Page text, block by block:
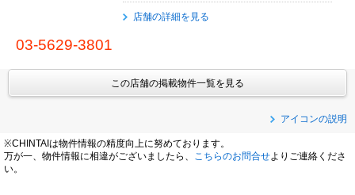
店舗の詳細を見る
03-5629-3801
この店舗の掲載物件一覧を見る
アイコンの説明
※CHINTAIは物件情報の精度向上に努めております。
万が一、物件情報に相違がございましたら、
こちらのお問合せよりご連絡くださ
い。